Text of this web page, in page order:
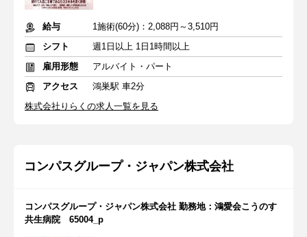
給与
1施術(60分)：2,088円～3,510円
シフト
週1日以上 1日1時間以上
雇用形態
アルバイト・パート
アクセス
鴻巣駅 車2分
株式会社りらくの求人一覧を見る
コンパスグループ・ジャパン株式会社
コンパスグループ・ジャパン株式会社 勤務地：鴻愛会こうのす
共生病院 65004_p